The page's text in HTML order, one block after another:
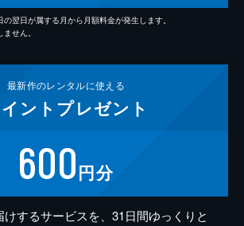
翌日が属する月から月額料金が発生します。
せん。
最新作のレンタルに使える
ント プレゼント
600円分
するサービスを、31日間ゆっくりと